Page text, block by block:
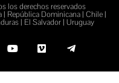
los derechos reservados
República Dominicana | Chile |
| El Salvador | Uruguay